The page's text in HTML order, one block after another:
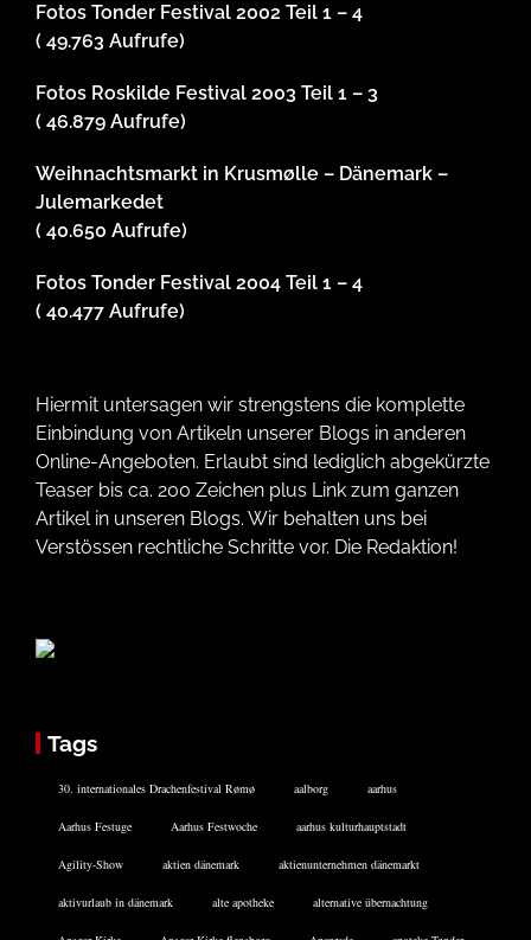
Fotos Tonder Festival 2002 Teil 1 – 4
( 49.763 Aufrufe)
Fotos Roskilde Festival 2003 Teil 1 – 3
( 46.879 Aufrufe)
Weihnachtsmarkt in Krusmølle – Dänemark –
Julemarkedet
( 40.650 Aufrufe)
Fotos Tonder Festival 2004 Teil 1 – 4
( 40.477 Aufrufe)
Hiermit untersagen wir strengstens die komplette
Einbindung von Artikeln unserer Blogs in anderen
Online-Angeboten. Erlaubt sind lediglich abgekürzte
Teaser bis ca. 200 Zeichen plus Link zum ganzen
Artikel in unseren Blogs. Wir behalten uns bei
Verstössen rechtliche Schritte vor. Die Redaktion!
Tags
30. internationales Drachenfestival Rømø aalborg aarhus
Aarhus Festuge Aarhus Festwoche aarhus kulturhauptstadt
Agility-Show aktien dänemark aktienunternehmen dänemarkt
aktivurlaub in dänemark alte apotheke alternative übernachtung